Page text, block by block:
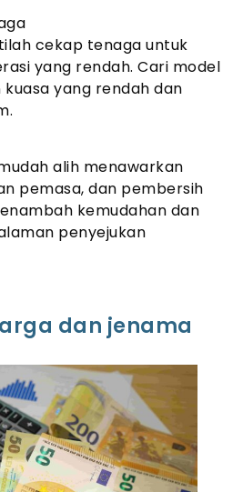
cekap tenaga untuk
yang rendah. Cari model
yang rendah dan
alih menawarkan
pemasa, dan pembersih
kemudahan dan
penyejukan
dan jenama